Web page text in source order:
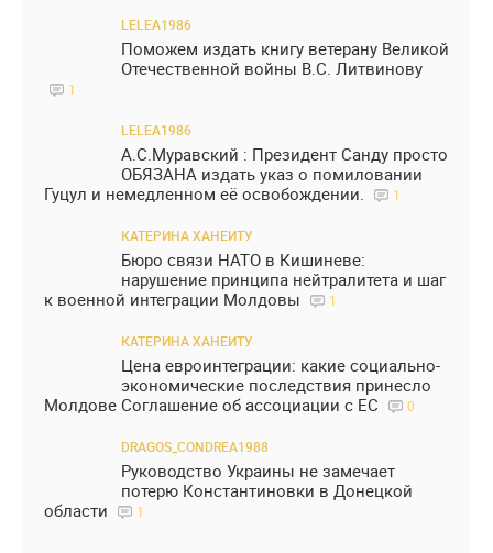
LELEA1986
Поможем издать книгу ветерану Великой
Отечественной войны В.С. Литвинову
1
LELEA1986
А.С.Муравский : Президент Санду просто
ОБЯЗАНА издать указ о помиловании
Гуцул и немедленном её освобождении.
1
КАТЕРИНА ХАНЕИТУ
Бюро связи НАТО в Кишиневе:
нарушение принципа нейтралитета и шаг
к военной интеграции Молдовы
1
КАТЕРИНА ХАНЕИТУ
Цена евроинтеграции: какие социально-
экономические последствия принесло
Молдове Соглашение об ассоциации с ЕС
0
DRAGOS_CONDREA1988
Руководство Украины не замечает
потерю Константиновки в Донецкой
области
1